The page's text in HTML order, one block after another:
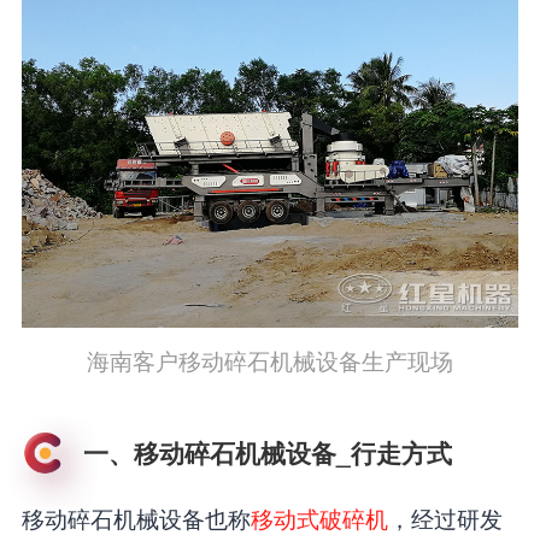
海南客户移动碎石机械设备生产现场
一、移动碎石机械设备_行走方式
移动碎石机械设备也称移动式破碎机，经过研发